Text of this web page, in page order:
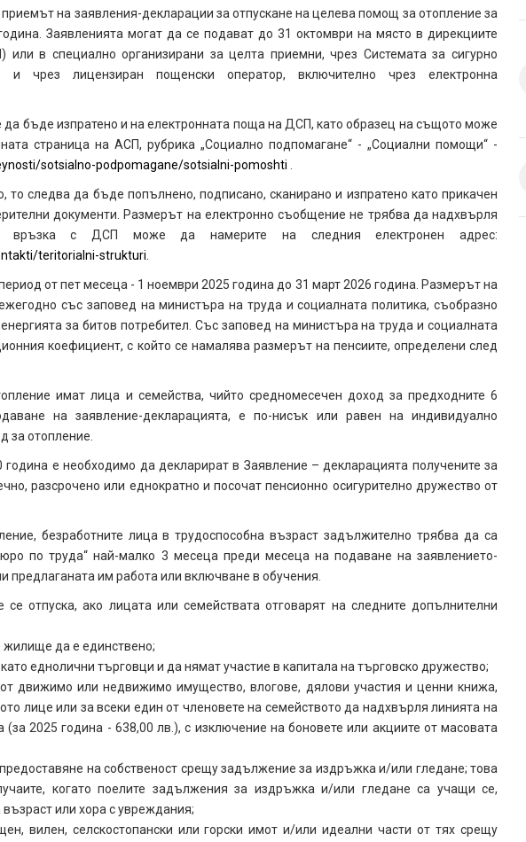
на заявления-декларации за отпускане на целева помощ за отопление за
Заявленията могат да се подават до 31 октомври на място в дирекциите
или в специално организирани за целта приемни, чрез Системата за сигурно
и чрез лицензиран пощенски оператор, включително чрез електронна
бъде изпратено и на електронната поща на ДСП, като образец на същото може
страница на АСП, рубрика „Социално подпомагане“ - „Социални помощи“ -
sotsialno-podpomagane/sotsialni-pomoshti .
то следва да бъде попълнено, подписано, сканирано и изпратено като прикачен
документи. Размерът на електронно съобщение не трябва да надхвърля
с ДСП може да намерите на следния електронен адрес:
teritorialni-strukturi.
от пет месеца - 1 ноември 2025 година до 31 март 2026 година. Размерът на
със заповед на министъра на труда и социалната политика, съобразно
за битов потребител. Със заповед на министъра на труда и социалната
коефициент, с който се намалява размерът на пенсиите, определени след
имат лица и семейства, чийто средномесечен доход за предходните 6
на заявление-декларацията, е по-нисък или равен на индивидуално
за отопление.
е необходимо да декларират в Заявление – декларацията получените за
разсрочено или еднократно и посочат пенсионно осигурително дружество от
безработните лица в трудоспособна възраст задължително трябва да са
по труда“ най-малко 3 месеца преди месеца на подаване на заявлението-
предлаганата им работа или включване в обучения.
отпуска, ако лицата или семействата отговарят на следните допълнителни
жилище да е единствено;
еднолични търговци и да нямат участие в капитала на търговско дружество;
движимо или недвижимо имущество, влогове, дялови участия и ценни книжа,
лице или за всеки един от членовете на семейството да надхвърля линията на
(за 2025 година - 638,00 лв.), с изключение на боновете или акциите от масовата
на собственост срещу задължение за издръжка и/или гледане; това
когато поелите задължения за издръжка и/или гледане са учащи се,
или хора с увреждания;
вилен, селскостопански или горски имот и/или идеални части от тях срещу